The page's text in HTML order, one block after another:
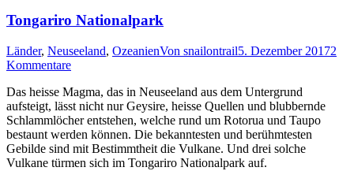
Tongariro Nationalpark
Länder, Neuseeland, OzeanienVon snailontrail5. Dezember 20172
Kommentare
Das heisse Magma, das in Neuseeland aus dem Untergrund
aufsteigt, lässt nicht nur Geysire, heisse Quellen und blubbernde
Schlammlöcher entstehen, welche rund um Rotorua und Taupo
bestaunt werden können. Die bekanntesten und berühmtesten
Gebilde sind mit Bestimmtheit die Vulkane. Und drei solche
Vulkane türmen sich im Tongariro Nationalpark auf.